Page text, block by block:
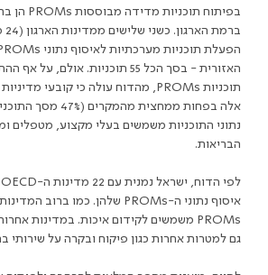
בפיתוח תוכניות מדידה מבוססות PROMs הן
הפעלת תוכניות מערכתיות לאיסוף נתוני PROMs
האזורית - בסך הכל 55 תוכניות.
תוכניות PROMs , מהדוח עולה כי קובעי
אלה בפחות ממחצית
נתוני התוכניות משמשים בעלי מקצוע, מטפלים
הבריאות.
לפי הדוח, ישראל נמנית עם 22 מדינות ה- OECD
איסוף נתוני ה-PROMs שלהן. כמו ברוב
PROMs משמשים לקידום איכות. במדינות
גם למטרות אחרות כגון פיקוח ובקרה על שירותי